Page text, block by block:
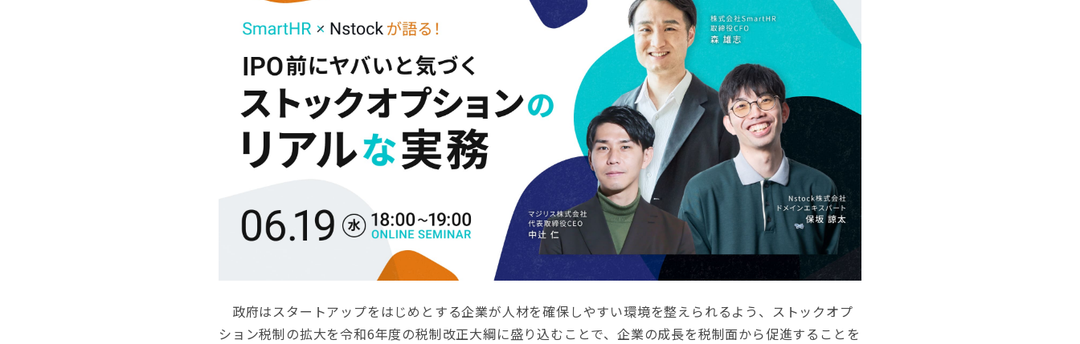
政府はスタートアップをはじめとする企業が人材を確保しやすい環境を整えられるよう、ストックオプ
ション税制の拡大を令和6年度の税制改正大綱に盛り込むことで、企業の成長を税制面から促進することを